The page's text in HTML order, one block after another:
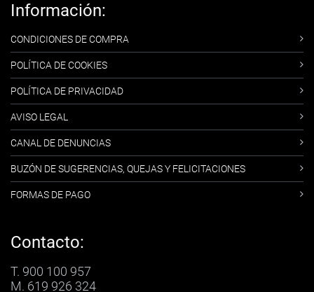
Información:
CONDICIONES DE COMPRA
POLÍTICA DE COOKIES
POLÍTICA DE PRIVACIDAD
AVISO LEGAL
CANAL DE DENUNCIAS
BUZÓN DE SUGERENCIAS, QUEJAS Y FELICITACIONES
FORMAS DE PAGO
Contacto:
T. 900 100 957
M. 619 926 324